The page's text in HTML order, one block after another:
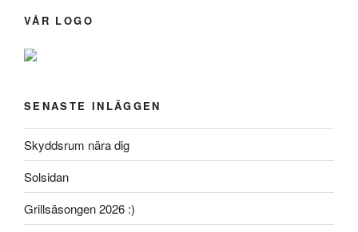
VÅR LOGO
SENASTE INLÄGGEN
Skyddsrum nära dig
Solsidan
Grillsäsongen 2026 :)